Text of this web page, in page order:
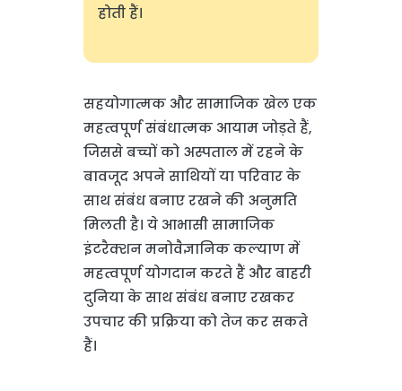
होती हैं।
सहयोगात्मक और सामाजिक खेल एक
महत्वपूर्ण संबंधात्मक आयाम जोड़ते हैं,
जिससे बच्चों को अस्पताल में रहने के
बावजूद अपने साथियों या परिवार के
साथ संबंध बनाए रखने की अनुमति
मिलती है। ये आभासी सामाजिक
इंटरैक्शन मनोवैज्ञानिक कल्याण में
महत्वपूर्ण योगदान करते हैं और बाहरी
दुनिया के साथ संबंध बनाए रखकर
उपचार की प्रक्रिया को तेज कर सकते
हैं।